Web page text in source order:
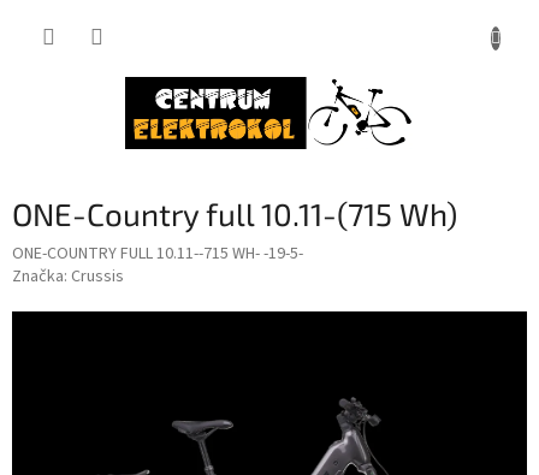
ONE-Country full 10.11-(715 Wh)
ONE-COUNTRY FULL 10.11--715 WH- -19-5-
Značka: Crussis